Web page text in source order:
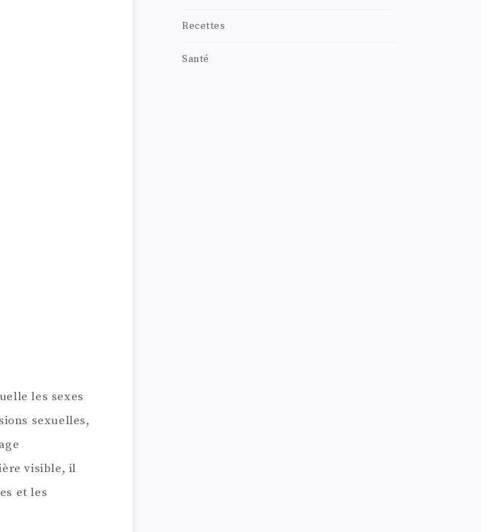
les sexes
sexuelles,
visible, il
et les
Recettes
Santé